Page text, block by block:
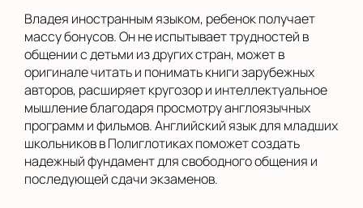
Владея иностранным языком, ребенок получает
массу бонусов. Он не испытывает трудностей в
общении с детьми из других стран, может в
оригинале читать и понимать книги зарубежных
авторов, расширяет кругозор и интеллектуальное
мышление благодаря просмотру англоязычных
программ и фильмов. Английский язык для младших
школьников в Полиглотиках поможет создать
надежный фундамент для свободного общения и
последующей сдачи экзаменов.